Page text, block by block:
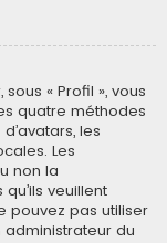
« Profil », vous
quatre méthodes
les
Les
non la
veuillent
pouvez pas utiliser
administrateur du